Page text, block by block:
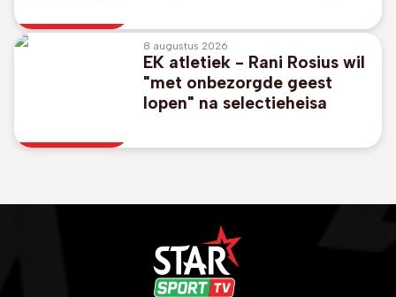
openingsspeeldag
8 augustus 2026
EK atletiek - Rani Rosius wil
"met onbezorgde geest
lopen" na selectieheisa